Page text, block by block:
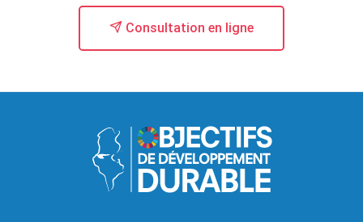
Consultation en ligne